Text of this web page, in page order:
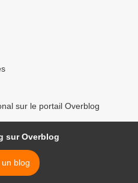
sur le portail Overblog
sur Overblog
blog